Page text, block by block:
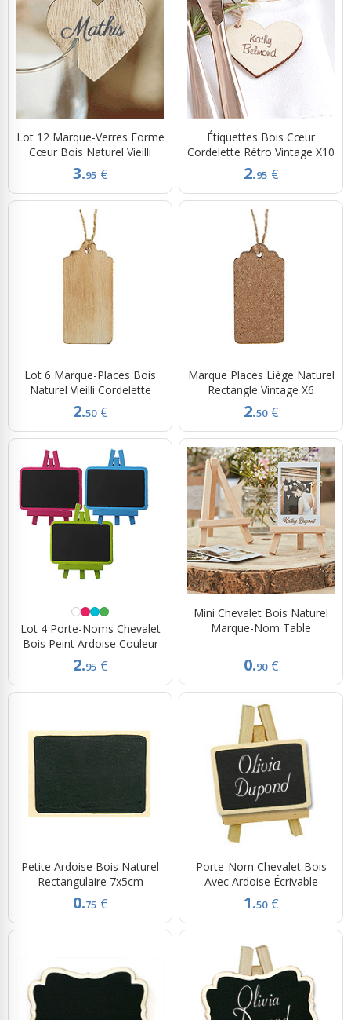
Lot 12 Marque-Verres Forme
Cœur Bois Naturel Vieilli
3.95 €
Étiquettes Bois Cœur
Cordelette Rétro Vintage X10
2.95 €
Lot 6 Marque-Places Bois
Naturel Vieilli Cordelette
2.50 €
Marque Places Liège Naturel
Rectangle Vintage X6
2.50 €
Lot 4 Porte-Noms Chevalet
Bois Peint Ardoise Couleur
2.95 €
Mini Chevalet Bois Naturel
Marque-Nom Table
0.90 €
Petite Ardoise Bois Naturel
Rectangulaire 7x5cm
0.75 €
Porte-Nom Chevalet Bois
Avec Ardoise Écrivable
1.50 €